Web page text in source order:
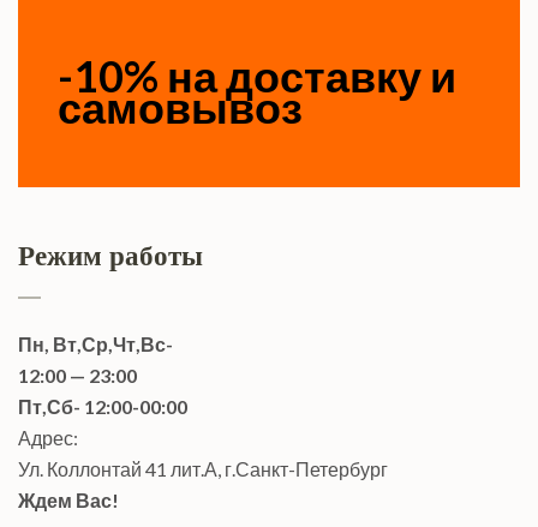
-10% на доставку и
самовывоз
Режим работы
Пн, Вт,Ср,Чт,Вс-
12:00 — 23:00
Пт,Сб- 12:00-00:00
Адрес:
Ул. Коллонтай 41 лит.А, г.Санкт-Петербург
Ждем Вас!